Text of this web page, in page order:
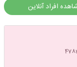
افراد آنلاین